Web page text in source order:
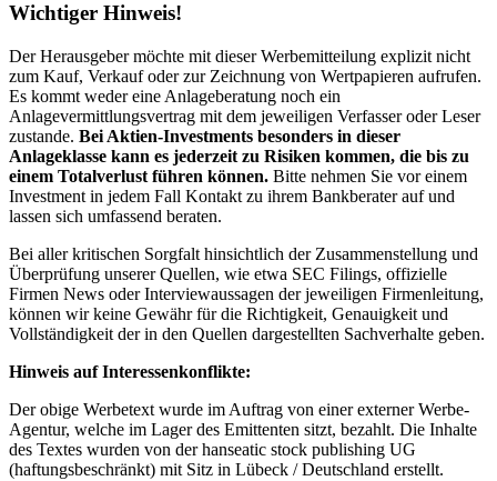
Wichtiger Hinweis!
Der Herausgeber möchte mit dieser Werbemitteilung explizit nicht
zum Kauf, Verkauf oder zur Zeichnung von Wertpapieren aufrufen.
Es kommt weder eine Anlageberatung noch ein
Anlagevermittlungsvertrag mit dem jeweiligen Verfasser oder Leser
zustande. Bei Aktien-Investments besonders in dieser
Anlageklasse kann es jederzeit zu Risiken kommen, die bis zu
einem Totalverlust führen können. Bitte nehmen Sie vor einem
Investment in jedem Fall Kontakt zu ihrem Bankberater auf und
lassen sich umfassend beraten.
Bei aller kritischen Sorgfalt hinsichtlich der Zusammenstellung und
Überprüfung unserer Quellen, wie etwa SEC Filings, offizielle
Firmen News oder Interviewaussagen der jeweiligen Firmenleitung,
können wir keine Gewähr für die Richtigkeit, Genauigkeit und
Vollständigkeit der in den Quellen dargestellten Sachverhalte geben.
Hinweis auf Interessenkonflikte:
Der obige Werbetext wurde im Auftrag von einer externer Werbe-
Agentur, welche im Lager des Emittenten sitzt, bezahlt. Die Inhalte
des Textes wurden von der hanseatic stock publishing UG
(haftungsbeschränkt) mit Sitz in Lübeck / Deutschland erstellt.